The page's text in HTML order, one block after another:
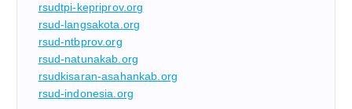
rsudtpi-kepriprov.org
rsud-langsakota.org
rsud-ntbprov.org
rsud-natunakab.org
rsudkisaran-asahankab.org
rsud-indonesia.org